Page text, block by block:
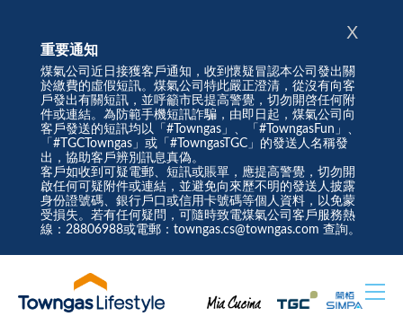
重要通知
煤氣公司近日接獲客戶通知，收到懷疑冒認本公司發出關
於繳費的虛假短訊。煤氣公司特此嚴正澄清，從沒有向客
戶發出有關短訊，並呼籲市民提高警覺，切勿開啓任何附
件或連結。為防範手機短訊詐騙，由即日起，煤氣公司向
客戶發送的短訊均以「#Towngas」、「#TowngasFun」、
「#TGCTowngas」或「#TowngasTGC」的發送人名稱發
出，協助客戶辨別訊息真偽。
客戶如收到可疑電郵、短訊或賬單，應提高警覺，切勿開
啟任何可疑附件或連結，並避免向來歷不明的發送人披露
身份證號碼、銀行戶口或信用卡號碼等個人資料，以免蒙
受損失。若有任何疑問，可隨時致電煤氣公司客戶服務熱
線：28806988或電郵：towngas.cs@towngas.com 查詢。
X